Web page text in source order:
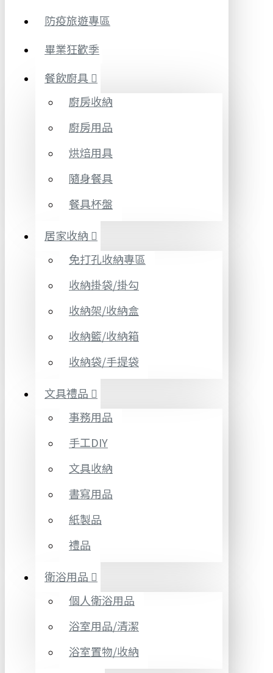
防疫旅遊專區
畢業狂歡季
餐飲廚具
廚房收納
廚房用品
烘焙用具
隨身餐具
餐具杯盤
居家收納
免打孔收納專區
收納掛袋/掛勾
收納架/收納盒
收納籃/收納箱
收納袋/手提袋
文具禮品
事務用品
手工DIY
文具收納
書寫用品
紙製品
禮品
衛浴用品
個人衛浴用品
浴室用品/清潔
浴室置物/收納